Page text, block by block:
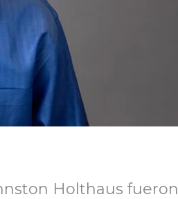
Holthaus fueron